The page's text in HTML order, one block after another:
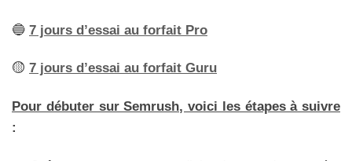
🔵 7 jours d’essai au forfait Pro
🟡 7 jours d’essai au forfait Guru
Pour débuter sur Semrush, voici les étapes à suivre
: